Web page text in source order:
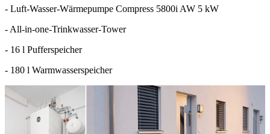
- Luft-Wasser-Wärmepumpe Compress 5800i AW 5 kW
- All-in-one-Trinkwasser-Tower
- 16 l Pufferspeicher
- 180 l Warmwasserspeicher